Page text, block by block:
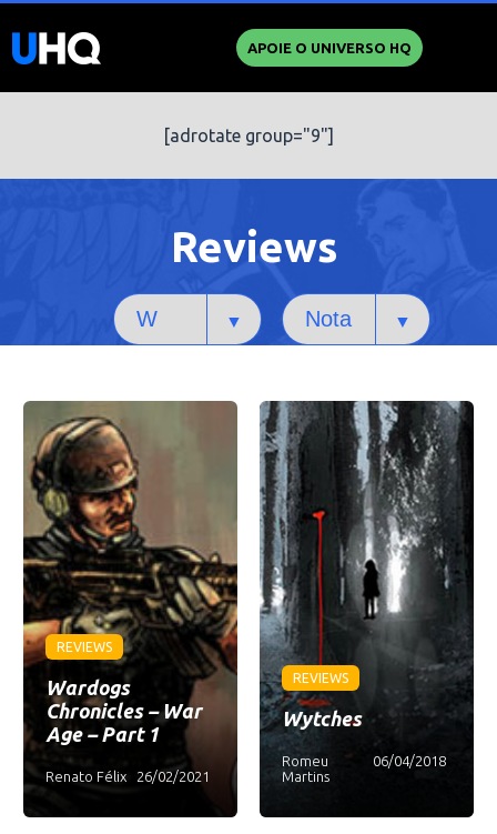
APOIE O UNIVERSO HQ
[adrotate group="9"]
Reviews
REVIEWS
Wardogs
Chronicles – War
Age – Part 1
Renato Félix 26/02/2021
REVIEWS
Wytches
Romeu
Martins
06/04/2018